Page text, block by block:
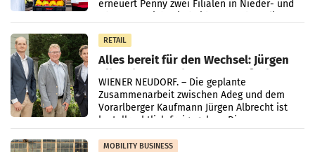
erneuert Penny zwei Filialen in Nieder- und
RETAIL
Alles bereit für den Wechsel: Jürgen
Albrecht setzt ab 1.1.2027 auf Adeg
WIENER NEUDORF. – Die geplante
Zusammenarbeit zwischen Adeg und dem
Vorarlberger Kaufmann Jürgen Albrecht ist
kartellrechtlich freigegeben: Die
Bundeswettbewerbsbehörde und der
Bundeskartellanwalt
MOBILITY BUSINESS